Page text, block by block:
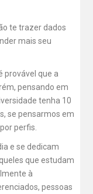
te trazer dados
mais seu
provável que a
pensando em
tenha 10
se pensarmos em
perfis.
e se dedicam
que estudam
à
pessoas